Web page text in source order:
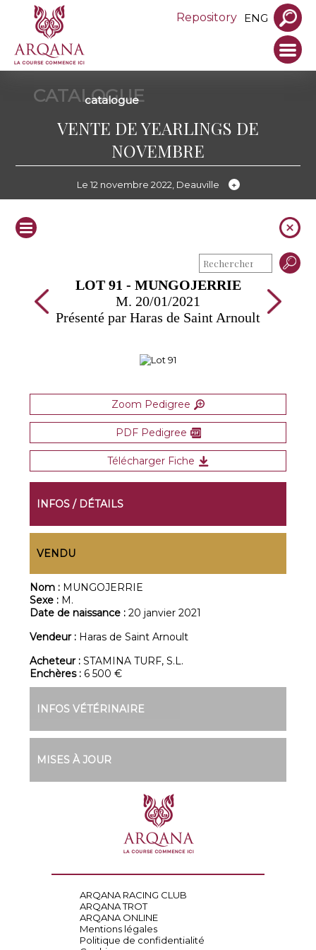
Repository ENG
CATALOGUE
catalogue
VENTE DE YEARLINGS DE
NOVEMBRE
Le 12 novembre 2022, Deauville
LOT 91 - MUNGOJERRIE
M. 20/01/2021
Présenté par Haras de Saint Arnoult
Zoom Pedigree
PDF Pedigree
Télécharger Fiche
INFOS / DÉTAILS
VENDU
Nom : MUNGOJERRIE
Sexe : M.
Date de naissance :20 janvier 2021
Vendeur : Haras de Saint Arnoult
Acheteur :STAMINA TURF, S.L.
Enchères : 6 500 €
INFOS VÉTÉRINAIRE
MISES À JOUR
ARQANA RACING CLUB
ARQANA TROT
ARQANA ONLINE
Mentions légales
Politique de confidentialité